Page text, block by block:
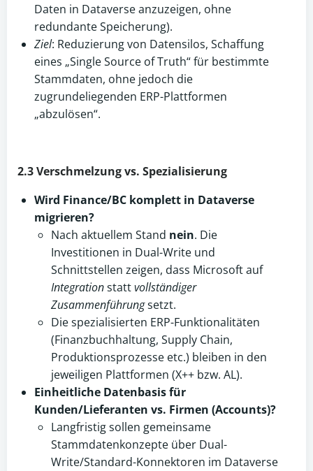
Daten in Dataverse anzuzeigen, ohne
redundante Speicherung).
Ziel: Reduzierung von Datensilos, Schaffung
eines „Single Source of Truth“ für bestimmte
Stammdaten, ohne jedoch die
zugrundeliegenden ERP-Plattformen
„abzulösen“.
2.3 Verschmelzung vs. Spezialisierung
Wird Finance/BC komplett in Dataverse
migrieren?
Nach aktuellem Stand nein. Die
Investitionen in Dual-Write und
Schnittstellen zeigen, dass Microsoft auf
Integrationstattvollständiger
Zusammenführungsetzt.
Die spezialisierten ERP-Funktionalitäten
(Finanzbuchhaltung, Supply Chain,
Produktionsprozesse etc.) bleiben in den
jeweiligen Plattformen (X++ bzw. AL).
Einheitliche Datenbasis für
Kunden/Lieferanten vs. Firmen (Accounts)?
Langfristig sollen gemeinsame
Stammdatenkonzepte über Dual-
Write/Standard-Konnektoren im Dataverse